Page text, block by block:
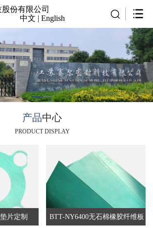
份有限公司
中文 | English
产品中心
PRODUCT DISPLAY
片定制 BTT-NY6400无石棉橡胶纤维板